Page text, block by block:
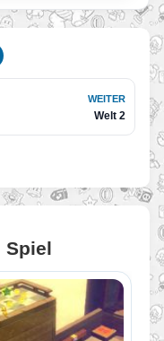
WEITER
Welt 2
Spiel